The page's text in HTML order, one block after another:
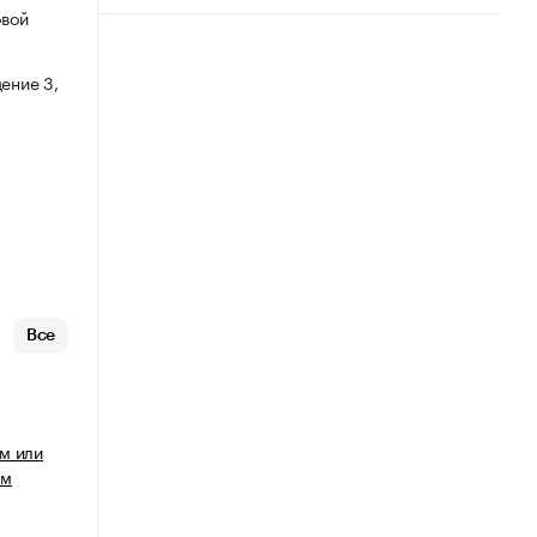
3,
Все
или